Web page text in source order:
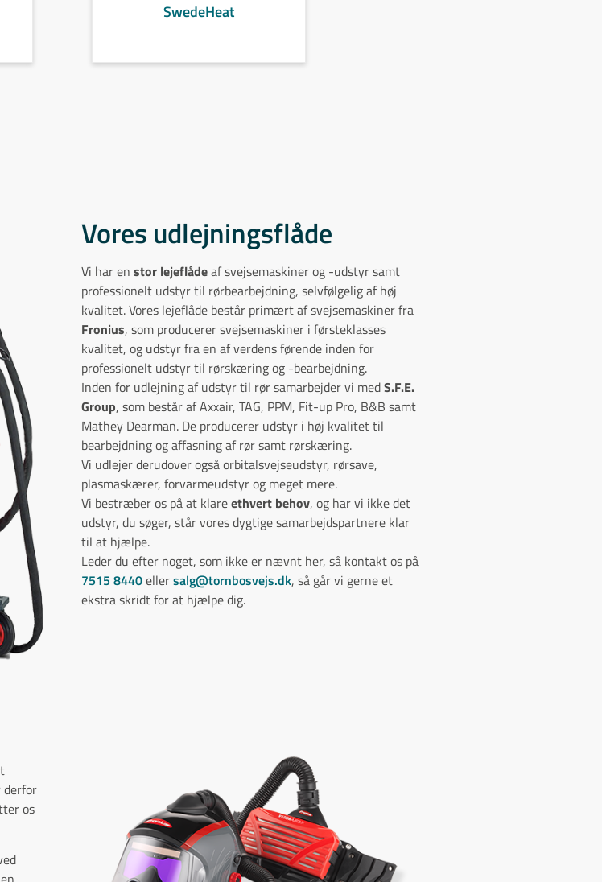
SwedeHeat
Vores udlejningsflåde
Vi har en stor lejeflådeaf svejsemaskiner og -udstyr samt
professionelt udstyr til rørbearbejdning, selvfølgelig af høj
kvalitet. Vores lejeflåde består primært af svejsemaskiner fra
Fronius, som producerer svejsemaskiner i førsteklasses
kvalitet, og udstyr fra en af verdens førende inden for
professionelt udstyr til rørskæring og -bearbejdning.
Inden for udlejning af udstyr til rør samarbejder vi medS.F.E.
Group, som består af Axxair, TAG, PPM, Fit-up Pro, B&B samt
Mathey Dearman. De producerer udstyr i høj kvalitet til
bearbejdning og affasning af rør samt rørskæring.
Vi udlejer derudover også orbitalsvejseudstyr, rørsave,
plasmaskærer, forvarmeudstyr og meget mere.
Vi bestræber os på at klareethvert behov, og har vi ikke det
udstyr, du søger, står vores dygtige samarbejdspartnere klar
til at hjælpe.
Leder du efter noget, som ikke er nævnt her, så kontakt os på
7515 8440ellersalg@tornbosvejs.dk, så går vi gerne et
ekstra skridt for at hjælpe dig.
derfor
os